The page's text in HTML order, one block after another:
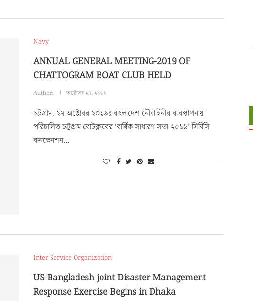
Navy
ANNUAL GENERAL MEETING-2019 OF
CHATTOGRAM BOAT CLUB HELD
Author: অক্টোবর ২৭, ২০১৯
চট্টগ্রাম, ২৭ অক্টোবর ২০১৯ঃ বাংলাদেশ নৌবাহিনীর ব্যবস্থাপনায়
পরিচালিত চট্টগ্রাম বোটক্লাবের ‘বার্ষিক সাধারণ সভা-২০১৯’ সিবিসি
কনভেনশন…
Inter Service Organization
US-Bangladesh joint Disaster Management
Response Exercise Begins in Dhaka